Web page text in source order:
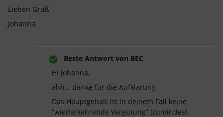
Lieben Gruß
Johanna
Beste Antwort von BEC
Hi Johanna,
ahh… danke für die Aufklärung.
Das Hauptgehalt ist in deinem Fall keine
“wiederkehrende Vergütung” (zumindest